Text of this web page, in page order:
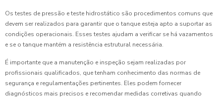
Os testes de pressão e teste hidrostático são procedimentos comuns que
devem ser realizados para garantir que o tanque esteja apto a suportar as
condições operacionais. Esses testes ajudam a verificar se há vazamentos
e se o tanque mantém a resistência estrutural necessária.
É importante que a manutenção e inspeção sejam realizadas por
profissionais qualificados, que tenham conhecimento das normas de
segurança e regulamentações pertinentes. Eles podem fornecer
diagnósticos mais precisos e recomendar medidas corretivas quando